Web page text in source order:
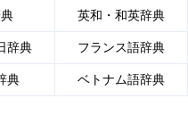
英和・和英辞典
辞典 フランス語辞典
典 ベトナム語辞典